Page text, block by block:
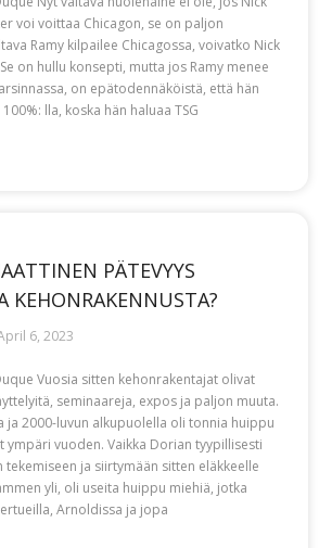
voi voittaa Chicagon, se on paljon
Ramy kilpailee Chicagossa, voivatko Nick
on hullu konsepti, mutta jos Ramy menee
on epätodennäköistä, että hän
lla, koska hän haluaa TSG
PÄTEVYYS
KEHONRAKENNUSTA?
6, 2023
Vuosia sitten kehonrakentajat olivat
seminaareja, expos ja paljon muuta.
ja 2000-luvun alkupuolella oli tonnia huippu
ympäri vuoden. Vaikka Dorian tyypillisesti
ja siirtymään sitten eläkkeelle
yli, oli useita huippu miehiä, jotka
Arnoldissa ja jopa